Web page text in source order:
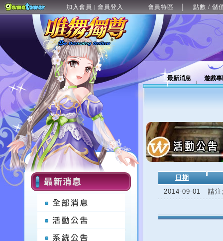
加入會員 | 會員登入 會員特區 點數 / 儲
最新消息 遊戲
日期
2014-09-01
請